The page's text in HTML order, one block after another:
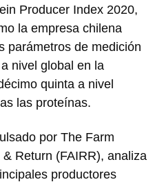
Producer Index 2020,
la empresa chilena
parámetros de medición
nivel global en la
quinta a nivel
las proteínas.
por The Farm
Return (FAIRR), analiza
productores